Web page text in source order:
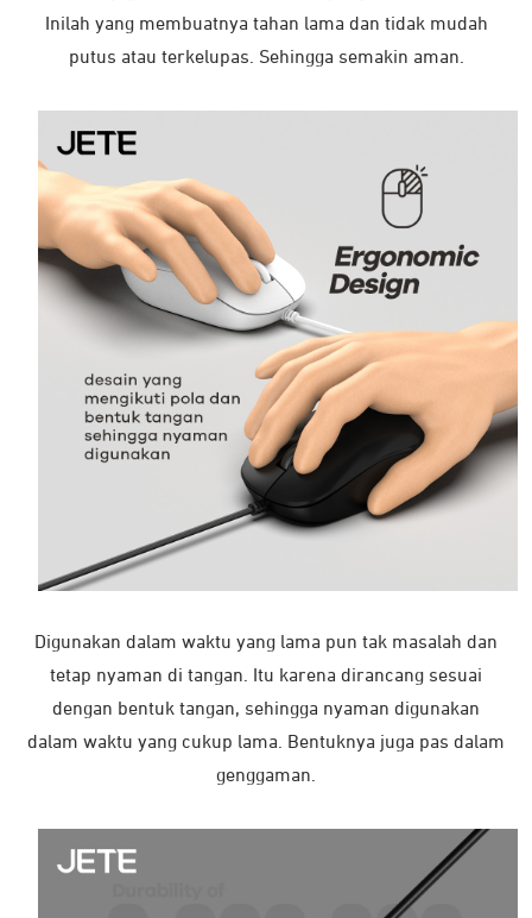
Inilah yang membuatnya tahan lama dan tidak mudah
putus atau terkelupas. Sehingga semakin aman.
Digunakan dalam waktu yang lama pun tak masalah dan
tetap nyaman di tangan. Itu karena dirancang sesuai
dengan bentuk tangan, sehingga nyaman digunakan
dalam waktu yang cukup lama. Bentuknya juga pas dalam
genggaman.